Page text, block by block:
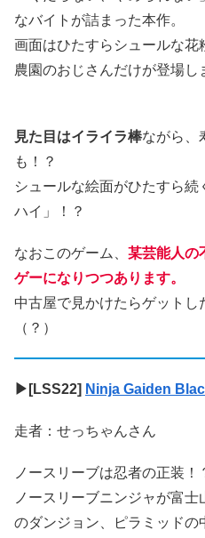
なバイトが詰まった本作。
画面はひたすらシュールな
農園のおじさんだけが登場し
見た目はイライラ棒ながら、
も！？
シュールな絵面がひたすら
ハイ」！？
なおこのゲーム、 某芸能人の
ゲーになりつつあります。
中古屋で見かけたらゲットし
（？）
▶[LSS22] Ninja Gaiden
走者：せっちゃんさん
ノースリーブは忍者の正装！
ノースリーブニンジャが富
のダンジョン、ピラミッドの